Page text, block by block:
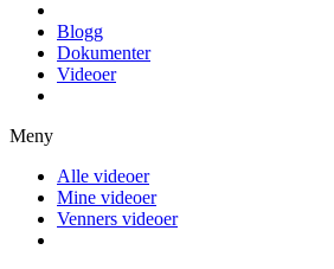
Blogg
Dokumenter
Videoer
Meny
Alle videoer
Mine videoer
Venners videoer